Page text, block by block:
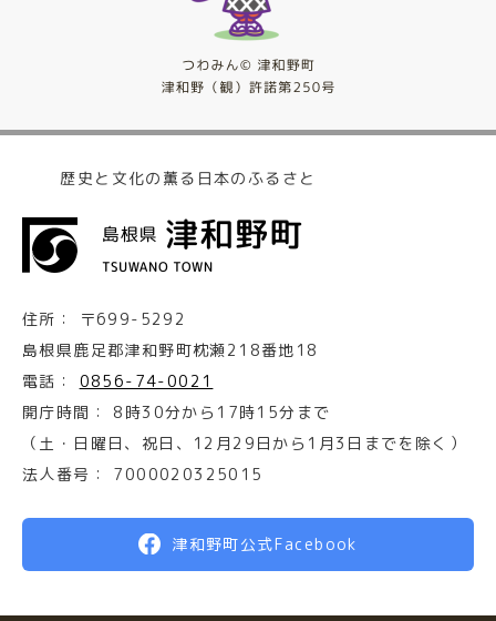
歴史と文化の薫る日本のふるさと
住所：
〒699-5292
島根県鹿足郡津和野町枕瀬218番地18
電話：
0856-74-0021
開庁時間：
8時30分から17時15分まで
（土・日曜日、祝日、12月29日から1月3日までを除く）
法人番号：
7000020325015
津和野町公式Facebook